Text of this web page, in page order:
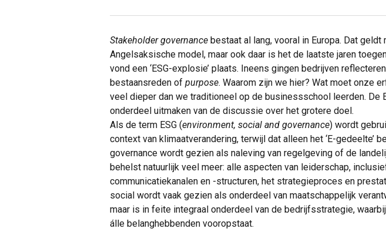
Stakeholder governance bestaat al lang, vooral in Europa. Dat geldt
Angelsaksische model, maar ook daar is het de laatste jaren
vond een ‘ESG-explosie’ plaats. Ineens gingen bedrijven
bestaansreden of purpose. Waarom zijn we hier? Wat moet onze
veel dieper dan we traditioneel op de businessschool leerden. De
onderdeel uitmaken van de discussie over het grotere doel.
Als de term ESG (environment, social and governance) wordt
context van klimaatverandering, terwijl dat alleen het ‘E-gedeelte’
governance wordt gezien als naleving van regelgeving of de
behelst natuurlijk veel meer: alle aspecten van leiderschap,
communicatiekanalen en -structuren, het strategieproces en
social wordt vaak gezien als onderdeel van maatschappelijk
maar is in feite integraal onderdeel van de bedrijfsstrategie,
álle belanghebbenden vooropstaat.